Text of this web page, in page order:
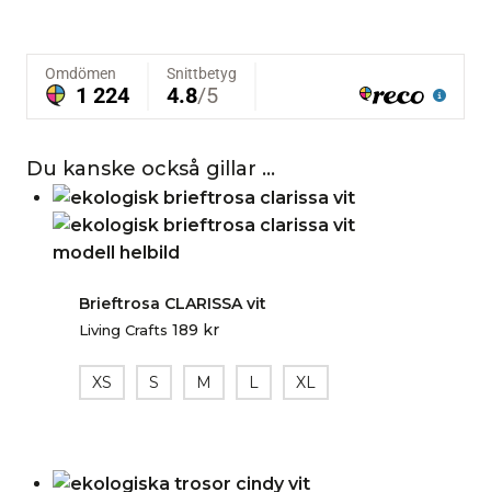
Du kanske också gillar …
Brieftrosa CLARISSA vit
Living Crafts 189 kr
XS S M L XL